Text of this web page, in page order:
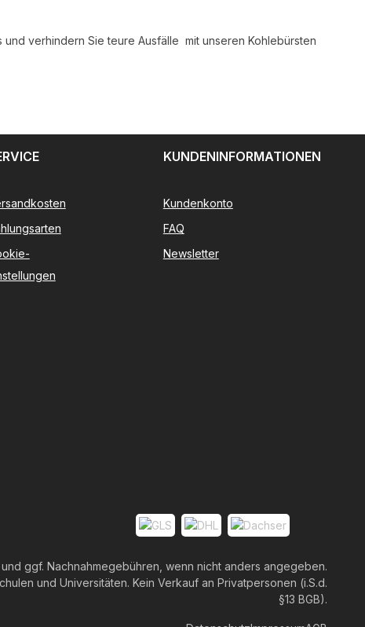
verhindern Sie teure Ausfälle  mit unseren Kohlebürsten
KUNDENINFORMATIONEN
Kundenkonto
FAQ
Newsletter
und ggf. Nachnahmegebühren, wenn nicht anders angegeben.
und Universitäten. Kein Verkauf an Privatpersonen (i.S.d.
§13 BGB).